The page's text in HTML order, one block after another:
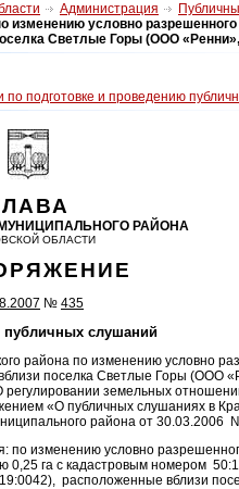
Администрация
изменению условно
Светлые Горы (ООО
подготовке и проведению
РАЙОНА
ОБЛАСТИ
№ 435
слушаний
района по изменению условно
поселка Светлые Горы
земельных
«О публичных слушаниях в
района от 30.03.2006
по изменению условно
га с кадастровым номером
расположенные вблизи